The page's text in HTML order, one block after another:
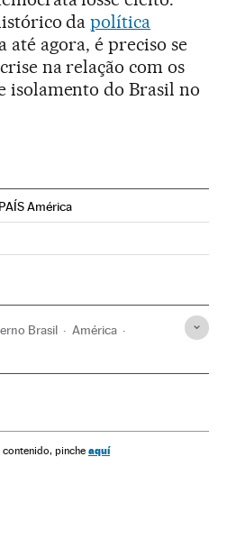
dapolítica
até agora, é preciso se
na relação com os
isolamento do Brasil no
América
Twitter
en Facebook
Brasil América
contenido, pinche aquí